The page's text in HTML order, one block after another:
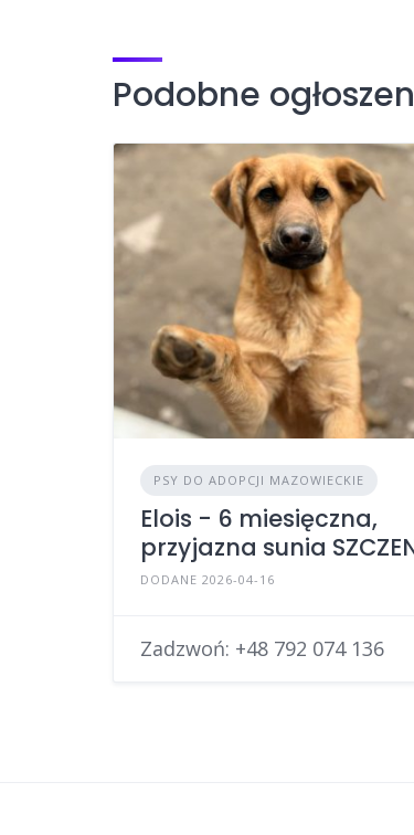
Podobne
PSY DO ADOPCJI MAZOWIECKIE
Elois - 6 miesięczna,
przyjazna sunia
DODANE 2026-04-16
Zadzwoń: +48 792 074 136